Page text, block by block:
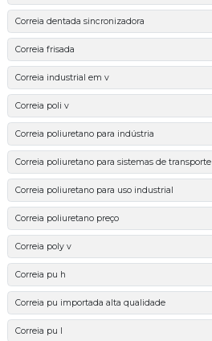
Correia dentada sincronizadora
Correia frisada
Correia industrial em v
Correia poli v
Correia poliuretano para indústria
Correia poliuretano para sistemas de transporte
Correia poliuretano para uso industrial
Correia poliuretano preço
Correia poly v
Correia pu h
Correia pu importada alta qualidade
Correia pu l